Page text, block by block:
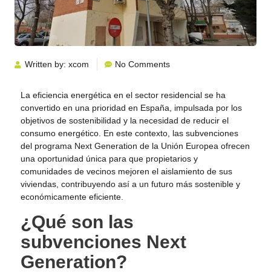
Written by: xcom No Comments
La eficiencia energética en el sector residencial se ha
convertido en una prioridad en España, impulsada por los
objetivos de sostenibilidad y la necesidad de reducir el
consumo energético. En este contexto, las subvenciones
del programa Next Generation de la Unión Europea ofrecen
una oportunidad única para que propietarios y
comunidades de vecinos mejoren el aislamiento de sus
viviendas, contribuyendo así a un futuro más sostenible y
económicamente eficiente.
¿Qué son las
subvenciones Next
Generation?